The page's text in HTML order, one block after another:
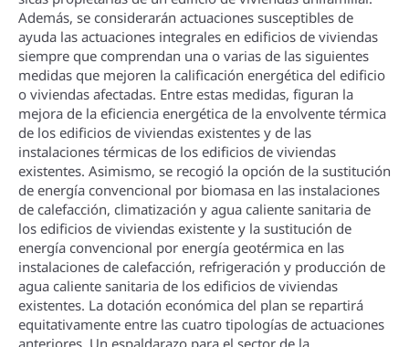
Además, se considerarán actuaciones susceptibles de
ayuda las actuaciones integrales en edificios de viviendas
siempre que comprendan una o varias de las siguientes
medidas que mejoren la calificación energética del edificio
o viviendas afectadas. Entre estas medidas, figuran la
mejora de la eficiencia energética de la envolvente térmica
de los edificios de viviendas existentes y de las
instalaciones térmicas de los edificios de viviendas
existentes. Asimismo, se recogió la opción de la sustitución
de energí­a convencional por biomasa en las instalaciones
de calefacción, climatización y agua caliente sanitaria de
los edificios de viviendas existente y la sustitución de
energí­a convencional por energí­a geotérmica en las
instalaciones de calefacción, refrigeración y producción de
agua caliente sanitaria de los edificios de viviendas
existentes. La dotación económica del plan se repartirá
equitativamente entre las cuatro tipologí­as de actuaciones
anteriores. Un espaldarazo para el sector de la